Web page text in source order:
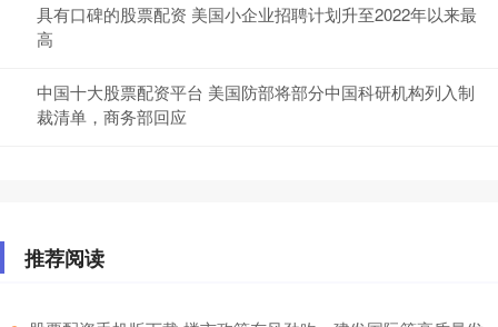
具有口碑的股票配资 美国小企业招聘计划升至2022年以来最
高
中国十大股票配资平台 美国防部将部分中国科研机构列入制
裁清单，商务部回应
推荐阅读